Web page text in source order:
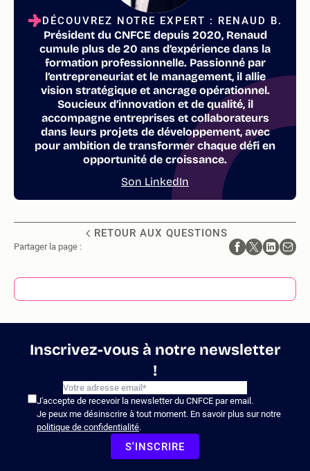
DÉCOUVREZ NOTRE EXPERT : RENAUD B.
Président du CNFCE depuis 2020, Renaud
cumule plus de 20 ans d’expérience dans la
formation professionnelle. Passionné par
l’entrepreneuriat et le management, il allie
vision stratégique et ancrage opérationnel.
Soucieux d’innovation et de qualité, il
accompagne entreprises et collaborateurs
dans leurs projets de développement, avec
pour ambition de transformer chaque défi en
opportunité de croissance.
Son LinkedIn
RETOUR AUX QUESTIONS
Partager la page :
Inscrivez-vous à notre newsletter
!
J'accepte de recevoir la newsletter du CNFCE par email.
Je peux me désinscrire à tout moment. En savoir plus sur notre
politique de confidentialité.
S'INSCRIRE